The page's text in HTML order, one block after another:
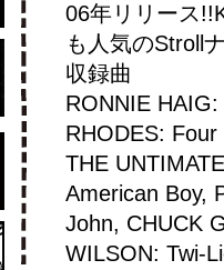
06年リリース
も人気のStroll
収録曲
RONNIE
RHODES: Four
THE
American Boy,
John, CHUCK
WILSON: Twi-